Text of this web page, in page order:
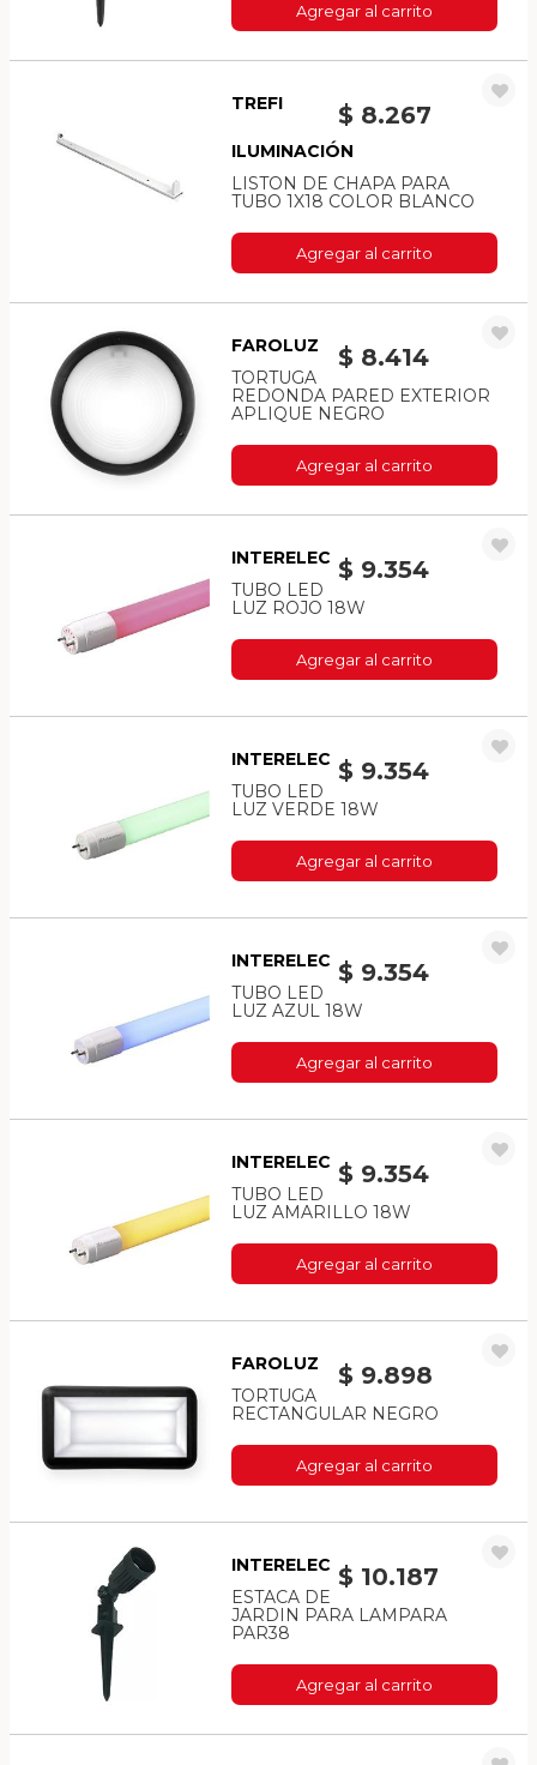
Agregar al carrito
$ 8.267
TREFI
ILUMINACIÓN
LISTON DE CHAPA PARA
TUBO 1X18 COLOR BLANCO
Agregar al carrito
$ 8.414
FAROLUZ
TORTUGA
REDONDA PARED EXTERIOR
APLIQUE NEGRO
Agregar al carrito
$ 9.354
INTERELEC
TUBO LED
LUZ ROJO 18W
Agregar al carrito
$ 9.354
INTERELEC
TUBO LED
LUZ VERDE 18W
Agregar al carrito
$ 9.354
INTERELEC
TUBO LED
LUZ AZUL 18W
Agregar al carrito
$ 9.354
INTERELEC
TUBO LED
LUZ AMARILLO 18W
Agregar al carrito
$ 9.898
FAROLUZ
TORTUGA
RECTANGULAR NEGRO
Agregar al carrito
$ 10.187
INTERELEC
ESTACA DE
JARDIN PARA LAMPARA
PAR38
Agregar al carrito